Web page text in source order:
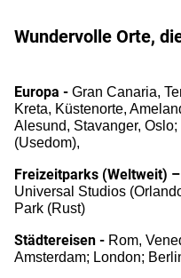
Wundervolle Orte,
Europa - Gran Canaria,
Kreta, Küstenorte,
Alesund, Stavanger,
(Usedom),
Freizeitparks (Weltweit) –
Universal Studios
Park (Rust)
Städtereisen - Rom,
Amsterdam; London;